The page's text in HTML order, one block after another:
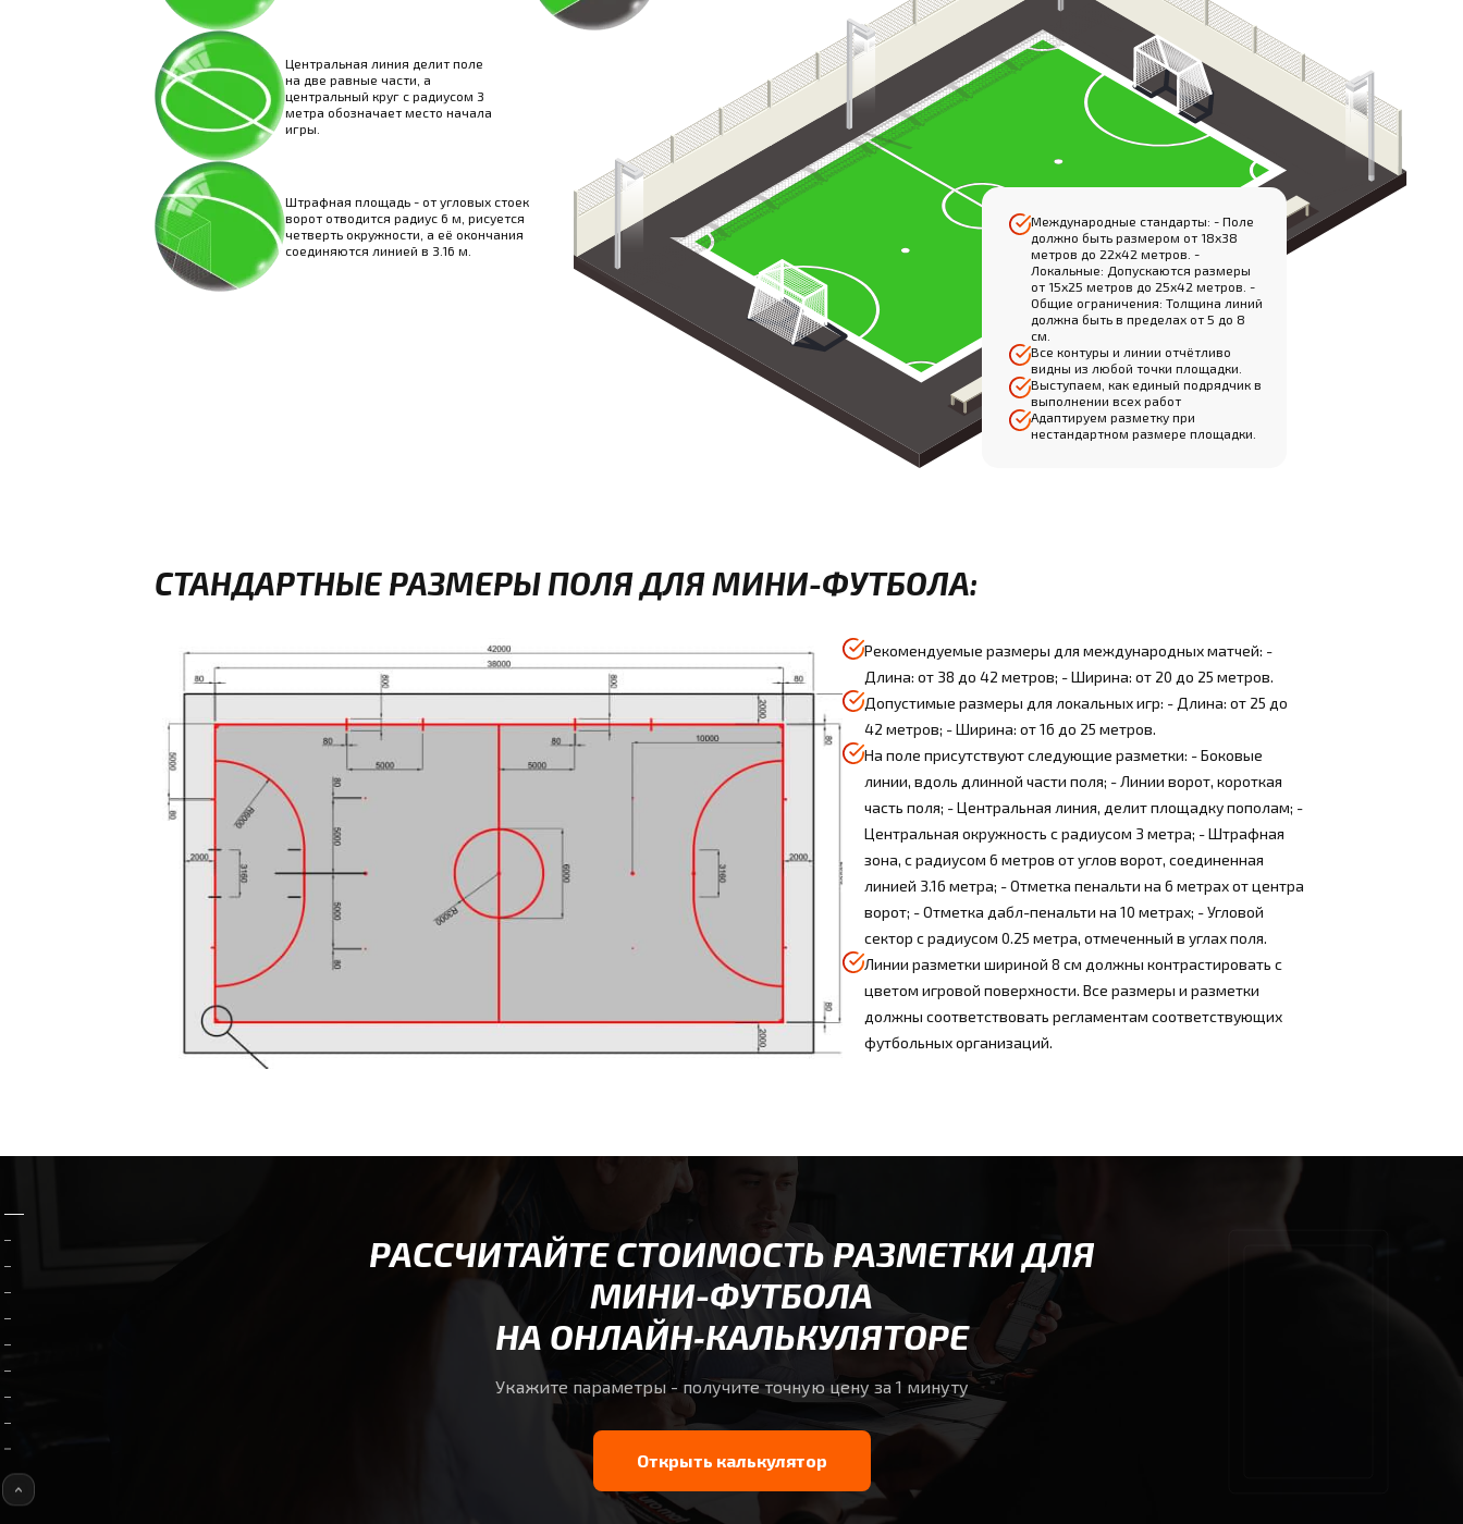
Центральная линия делит поле
на две равные части, а
центральный круг с радиусом 3
метра обозначает место начала
игры.
Штрафная площадь - от угловых стоек
ворот отводится радиус 6 м, рисуется
четверть окружности, а её окончания
соединяются линией в 3.16 м.
Международные стандарты: - Поле
должно быть размером от 18х38
метров до 22х42 метров. -
Локальные: Допускаются размеры
от 15х25 метров до 25х42 метров. -
Общие ограничения: Толщина линий
должна быть в пределах от 5 до 8
см.
Все контуры и линии отчётливо
видны из любой точки площадки.
Выступаем, как единый подрядчик в
выполнении всех работ
Адаптируем разметку при
нестандартном размере площадки.
СТАНДАРТНЫЕ РАЗМЕРЫ ПОЛЯ ДЛЯ МИНИ-ФУТБОЛА:
Рекомендуемые размеры для международных матчей: -
Длина: от 38 до 42 метров; - Ширина: от 20 до 25 метров.
Допустимые размеры для локальных игр: - Длина: от 25 до
42 метров; - Ширина: от 16 до 25 метров.
На поле присутствуют следующие разметки: - Боковые
линии, вдоль длинной части поля; - Линии ворот, короткая
часть поля; - Центральная линия, делит площадку пополам; -
Центральная окружность с радиусом 3 метра; - Штрафная
зона, с радиусом 6 метров от углов ворот, соединенная
линией 3.16 метра; - Отметка пенальти на 6 метрах от центра
ворот; - Отметка дабл-пенальти на 10 метрах; - Угловой
сектор с радиусом 0.25 метра, отмеченный в углах поля.
Линии разметки шириной 8 см должны контрастировать с
цветом игровой поверхности. Все размеры и разметки
должны соответствовать регламентам соответствующих
футбольных организаций.
РАССЧИТАЙТЕ СТОИМОСТЬ РАЗМЕТКИ ДЛЯ
МИНИ-ФУТБОЛА
НА ОНЛАЙН‑КАЛЬКУЛЯТОРЕ
Укажите параметры - получите точную цену за 1 минуту
Открыть калькулятор